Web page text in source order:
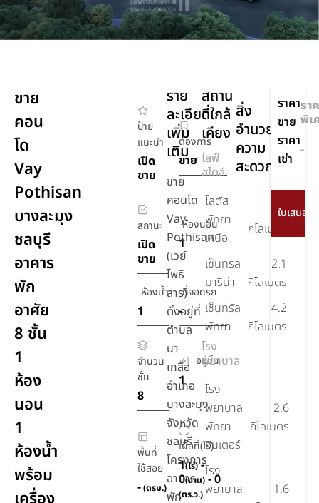
ขาย
คอน
โด
Vay
Pothisan
บางละมุง
ชลบุรี
อาคาร
พัก
อาศัย
8 ชั้น
1
ห้อง
นอน
1
ห้องน้ำ
พร้อม
ป้าย
แนะนำ
เปิด
ขาย
ต้องการ
ขาย
สถานะ
เปิด
ขาย
ห้องนอน
1
ห้องน้ำ
1
ที่จอดรถ
-
จำนวน
ชั้น
8
อยู่ชั้น
1
พื้นที่
ใช้สอย
-(ตรม.)
เนื้อที่(ไร่)
1(ไร่)-
0(งาน)- 0
(ตร.ว.)
ราย
ละเอียด
เพิ่ม
เติม
ขาย
คอนโด
Vay
Pothisan
(เวย์
โพธิ
สาร)
ตั้งอยู่ที่
ตำบล
นา
เกลือ
อำเภอ
บางละมุง
จังหวัด
ชลบุรี
โครงการ
อาคาร
พัก
สถาน
ที่ใกล้
เคียง
ไลฟ์
สไตล์
โลตัส
พัทยา
เหนือ
1.6
กิโลเมตร
เซ็นทรัล
มารีน่า
2.1
กิโลเมตร
เซ็นทรัล
พัทยา
4.2
กิโลเมตร
โรง
พยาบาล
โรง
พยาบาล
พัทยา
อินเตอร์
2.6
กิโลเมตร
โรง
พยาบาล
1.6
สิ่ง
อำนวย
ความ
สะดวก
รักษา
ความ
โถง
ส่วน
กลาง
ห้อง
กาย
ราคา
ขาย
รา
พิเ
ราคา
เช่า
-